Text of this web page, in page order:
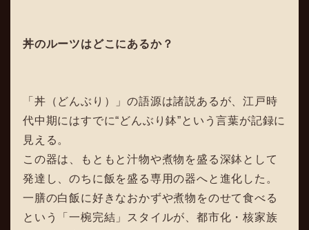
丼のルーツはどこにあるか？
「丼（どんぶり）」の語源は諸説あるが、江戸時
代中期にはすでに“どんぶり鉢”という言葉が記録に
見える。
この器は、もともと汁物や煮物を盛る深鉢として
発達し、のちに飯を盛る専用の器へと進化した。
一膳の白飯に好きなおかずや煮物をのせて食べる
という「一椀完結」スタイルが、都市化・核家族